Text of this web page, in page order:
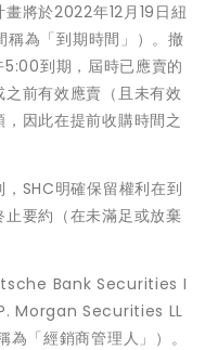
將於2022年12月19日紐
稱為「到期時間」）。撤
到期，屆時已應賣的
前有效應賣（且未有效
因此在提前收購時間之
SHC明確保留權利在到
要約（在未滿足或放棄
Bank Securities I
Morgan Securities LL
「經銷商管理人」）。